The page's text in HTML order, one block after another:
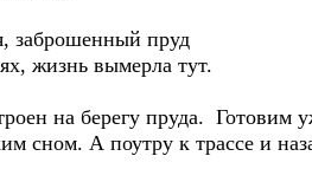
заброшенный пруд
жизнь вымерла тут.
на берегу пруда.
сном. А поутру к трассе и